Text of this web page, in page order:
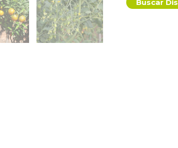
Buscar